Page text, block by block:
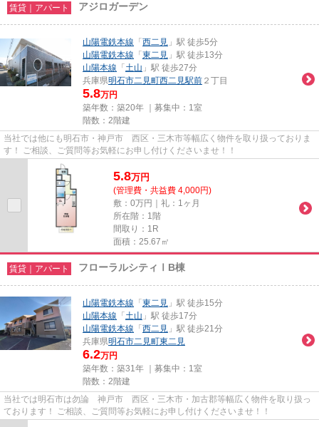
賃貸｜アパート アジロガーデン
山陽電鉄本線 「 西二見 」駅 徒歩5分
山陽電鉄本線 「 東二見 」駅 徒歩13分
山陽本線 「 土山 」駅 徒歩27分
兵庫県明石市二見町西二見駅前 ２丁目
5.8万円
築年数：築20年 ｜募集中： 1室
階数：2階建
当社では他にも明石市・神戸市 西区・三木市等幅広く物件を取り扱っておりま
す！ ご相談、ご質問等お気軽にお申し付けくださいませ！！
5.8万円
(管理費・共益費 4,000円)
敷：0万円｜礼：1ヶ月
所在階：1階
間取り：1R
面積：25.67㎡
賃貸｜アパート フローラルシティⅠB棟
山陽電鉄本線 「 東二見 」駅 徒歩15分
山陽本線 「 土山 」駅 徒歩17分
山陽電鉄本線 「 西二見 」駅 徒歩21分
兵庫県明石市二見町東二見
6.2万円
築年数：築31年 ｜募集中： 1室
階数：2階建
当社では明石市は勿論 神戸市 西区・三木市・加古郡等幅広く物件を取り扱っ
ております！ ご相談、ご質問等お気軽にお申し付けくださいませ！！